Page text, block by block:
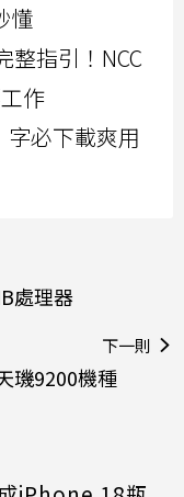
懂
整指引！NCC
作
字必下載爽用
處理器
下一則
璣9200機種